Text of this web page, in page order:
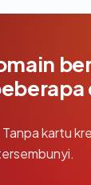
kartu